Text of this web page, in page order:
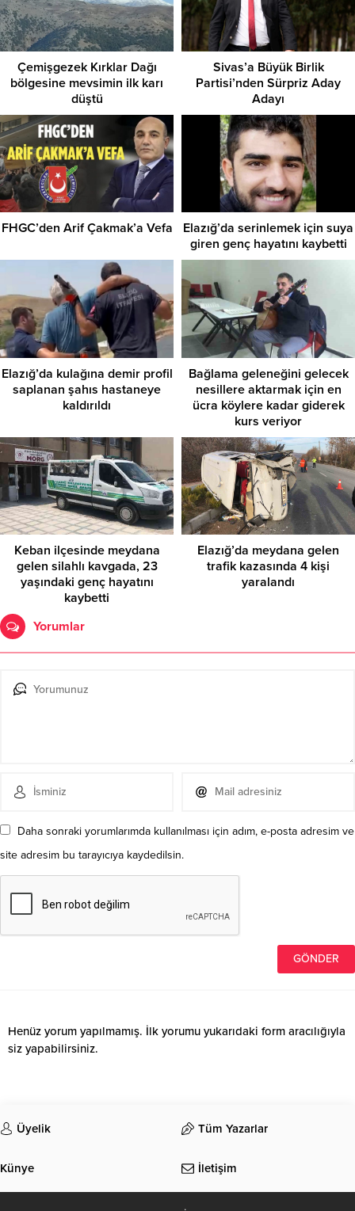
Çemişgezek Kırklar Dağı
bölgesine mevsimin ilk karı
düştü
Sivas’a Büyük Birlik
Partisi’nden Sürpriz Aday
Adayı
FHGC’den Arif Çakmak’a Vefa
Elazığ’da serinlemek için suya
giren genç hayatını kaybetti
Elazığ’da kulağına demir profil
saplanan şahıs hastaneye
kaldırıldı
Bağlama geleneğini gelecek
nesillere aktarmak için en
ücra köylere kadar giderek
kurs veriyor
Keban ilçesinde meydana
gelen silahlı kavgada, 23
yaşındaki genç hayatını
kaybetti
Elazığ’da meydana gelen
trafik kazasında 4 kişi
yaralandı
Yorumlar
Daha sonraki yorumlarımda kullanılması için adım, e-posta adresim ve
site adresim bu tarayıcıya kaydedilsin.
Henüz yorum yapılmamış. İlk yorumu yukarıdaki form aracılığıyla
siz yapabilirsiniz.
Üyelik Tüm Yazarlar
Künye İletişim